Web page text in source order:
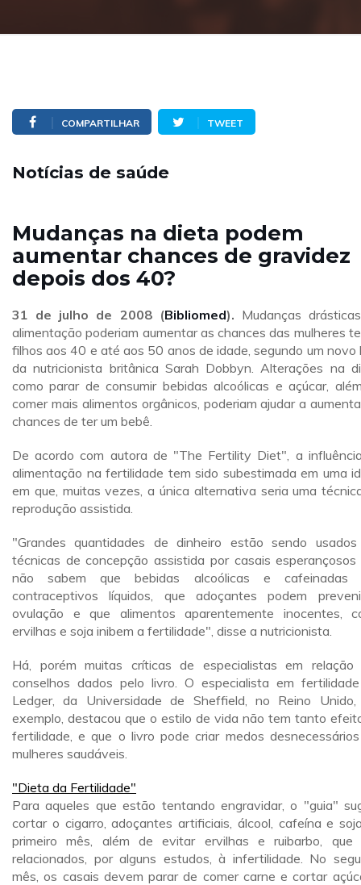
COMPARTILHAR TWEET
Notícias de saúde
Mudanças na dieta podem
aumentar chances de gravidez
depois dos 40?
31 de julho de 2008 (Bibliomed). Mudanças
alimentação poderiam aumentar as chances das mulheres
filhos aos 40 e até aos 50 anos de idade, segundo um novo
da nutricionista britânica Sarah Dobbyn. Alterações na
como parar de consumir bebidas alcoólicas e açúcar,
comer mais alimentos orgânicos, poderiam ajudar a
chances de ter um bebê.
De acordo com autora de "The Fertility Diet", a
alimentação na fertilidade tem sido subestimada em uma
em que, muitas vezes, a única alternativa seria uma
reprodução assistida.
"Grandes quantidades de dinheiro estão sendo
técnicas de concepção assistida por casais esperançosos
não sabem que bebidas alcoólicas e cafeinadas
contraceptivos líquidos, que adoçantes podem
ovulação e que alimentos aparentemente inocentes,
ervilhas e soja inibem a fertilidade", disse a nutricionista.
Há, porém muitas críticas de especialistas em relação
conselhos dados pelo livro. O especialista em
Ledger, da Universidade de Sheffield, no Reino
exemplo, destacou que o estilo de vida não tem tanto
fertilidade, e que o livro pode criar medos
mulheres saudáveis.
"Dieta da Fertilidade"
Para aqueles que estão tentando engravidar, o "guia"
cortar o cigarro, adoçantes artificiais, álcool, cafeína e
primeiro mês, além de evitar ervilhas e ruibarbo, que
relacionados, por alguns estudos, à infertilidade. No
mês, os casais devem parar de comer carne e cortar